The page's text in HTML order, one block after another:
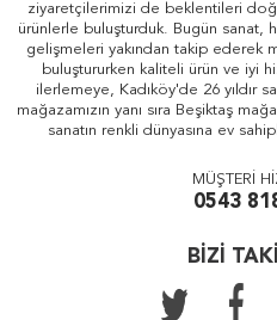
ziyaretçilerimizi de beklentileri
ürünlerle buluşturduk. Bugün sanat,
gelişmeleri yakından takip ederek
buluştururken kaliteli ürün ve iyi
ilerlemeye, Kadıköy'de 26 yıldır
mağazamızın yanı sıra Beşiktaş
sanatın renkli dünyasına ev
MÜŞTERİ
0543
BİZİ